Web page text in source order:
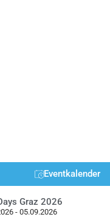
Eventkalender
Graz 2026
- 05.09.2026